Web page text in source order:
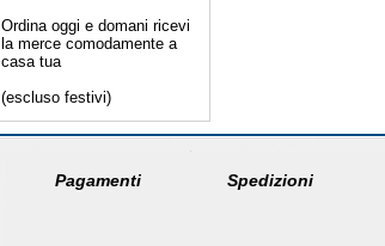
Ordina oggi e domani ricevi
la merce comodamente a
casa tua
(escluso festivi)
Pagamenti Spedizioni